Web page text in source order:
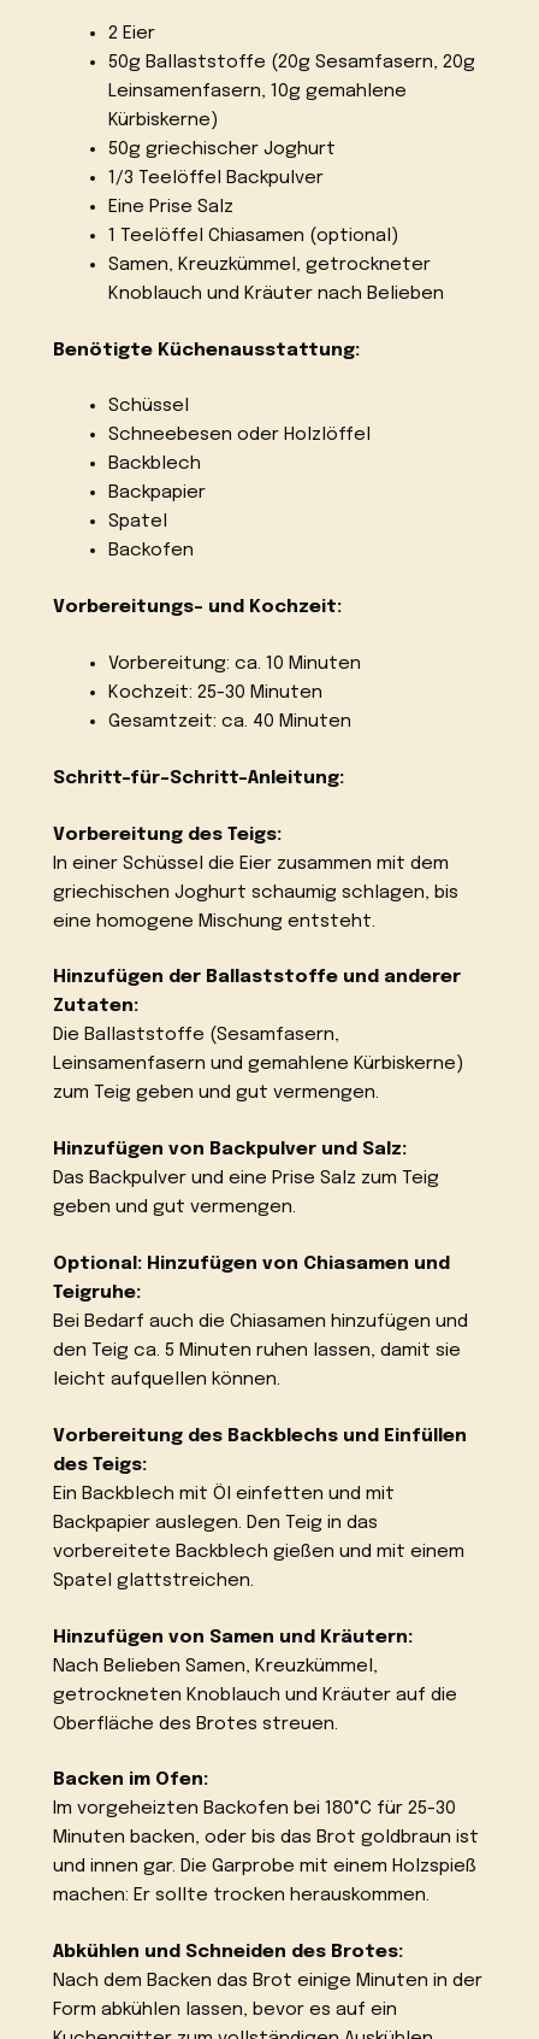
2 Eier
50g Ballaststoffe (20g Sesamfasern, 20g
Leinsamenfasern, 10g gemahlene
Kürbiskerne)
50g griechischer Joghurt
1/3 Teelöffel Backpulver
Eine Prise Salz
1 Teelöffel Chiasamen (optional)
Samen, Kreuzkümmel, getrockneter
Knoblauch und Kräuter nach Belieben
Benötigte Küchenausstattung:
Schüssel
Schneebesen oder Holzlöffel
Backblech
Backpapier
Spatel
Backofen
Vorbereitungs- und Kochzeit:
Vorbereitung: ca. 10 Minuten
Kochzeit: 25-30 Minuten
Gesamtzeit: ca. 40 Minuten
Schritt-für-Schritt-Anleitung:
Vorbereitung des Teigs:
In einer Schüssel die Eier zusammen mit dem
griechischen Joghurt schaumig schlagen, bis
eine homogene Mischung entsteht.
Hinzufügen der Ballaststoffe und anderer
Zutaten:
Die Ballaststoffe (Sesamfasern,
Leinsamenfasern und gemahlene Kürbiskerne)
zum Teig geben und gut vermengen.
Hinzufügen von Backpulver und Salz:
Das Backpulver und eine Prise Salz zum Teig
geben und gut vermengen.
Optional: Hinzufügen von Chiasamen und
Teigruhe:
Bei Bedarf auch die Chiasamen hinzufügen und
den Teig ca. 5 Minuten ruhen lassen, damit sie
leicht aufquellen können.
Vorbereitung des Backblechs und Einfüllen
des Teigs:
Ein Backblech mit Öl einfetten und mit
Backpapier auslegen. Den Teig in das
vorbereitete Backblech gießen und mit einem
Spatel glattstreichen.
Hinzufügen von Samen und Kräutern:
Nach Belieben Samen, Kreuzkümmel,
getrockneten Knoblauch und Kräuter auf die
Oberfläche des Brotes streuen.
Backen im Ofen:
Im vorgeheizten Backofen bei 180°C für 25-30
Minuten backen, oder bis das Brot goldbraun ist
und innen gar. Die Garprobe mit einem Holzspieß
machen: Er sollte trocken herauskommen.
Abkühlen und Schneiden des Brotes:
Nach dem Backen das Brot einige Minuten in der
Form abkühlen lassen, bevor es auf ein